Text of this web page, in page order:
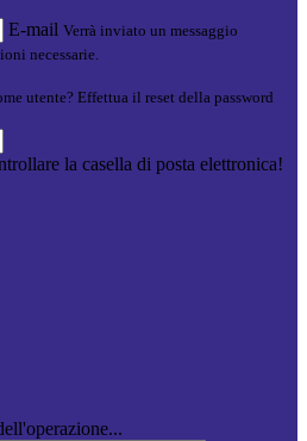
E-mail Verrà inviato un messaggio
necessarie.
utente? Effettua il reset della password
la casella di posta elettronica!